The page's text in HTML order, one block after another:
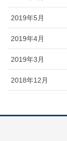
2019年5月
2019年4月
2019年3月
2018年12月